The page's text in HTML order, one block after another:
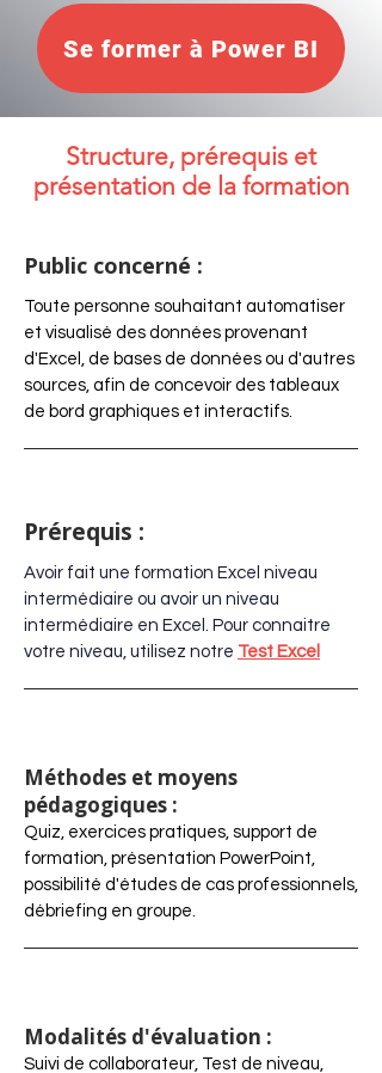
Se former à Power BI
Structure, prérequis et
présentation de la formation
Public concerné :
Toute personne souhaitant automatiser
et visualisé des données provenant
d'Excel, de bases de données ou d'autres
sources, afin de concevoir des tableaux
de bord graphiques et interactifs.
Prérequis :
Avoir fait une formation Excel niveau
intermédiaire ou avoir un niveau
intermédiaire en Excel. Pour connaitre
votre niveau, utilisez notre Test Excel
Méthodes et moyens
pédagogiques :
Quiz, exercices pratiques, support de
formation, présentation PowerPoint,
possibilité d'études de cas professionnels,
débriefing en groupe.
Modalités d'évaluation :
Suivi de collaborateur, Test de niveau,